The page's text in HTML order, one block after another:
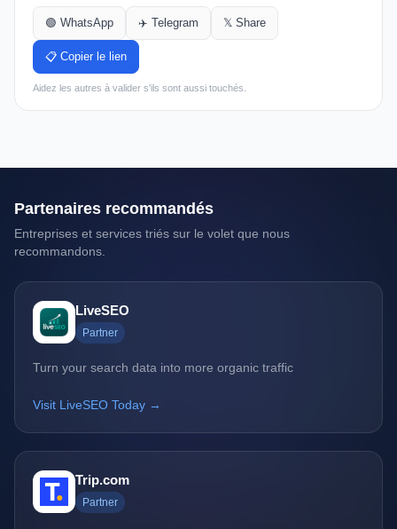
🟢 WhatsApp ✈️ Telegram 𝕏 Share
📋 Copier le lien
Aidez les autres à valider s'ils sont aussi touchés.
Partenaires recommandés
Entreprises et services triés sur le volet que nous
recommandons.
LiveSEO
Partner
Turn your search data into more organic traffic
Visit LiveSEO Today →
Trip.com
Partner